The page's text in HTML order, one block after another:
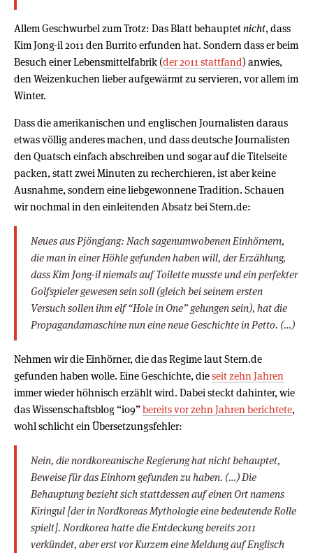
Allem Geschwurbel zum Trotz: Das Blatt behauptetnicht, dass
Kim Jong-il 2011 den Burrito erfunden hat. Sondern dass er beim
Besuch einer Lebensmittelfabrik (der 2011 stattfand) anwies,
den Weizenkuchen lieber aufgewärmt zu servieren, vor allem im
Winter.
Dass die amerikanischen und englischen Journalisten daraus
etwas völlig anderes machen, und dass deutsche Journalisten
den Quatsch einfach abschreiben und sogar auf die Titelseite
packen, statt zwei Minuten zu recherchieren, ist aber keine
Ausnahme, sondern eine liebgewonnene Tradition. Schauen
wir nochmal in den einleitenden Absatz bei Stern.de:
Neues aus Pjöngjang: Nach sagenumwobenen Einhörnern,
die man in einer Höhle gefunden haben will, der Erzählung,
dass Kim Jong-il niemals auf Toilette musste und ein perfekter
Golfspieler gewesen sein soll (gleich bei seinem ersten
Versuch sollen ihm elf “Hole in One” gelungen sein), hat die
Propagandamaschine nun eine neue Geschichte in Petto. (…)
Nehmen wir die Einhörner, die das Regime laut Stern.de
gefunden haben wolle. Eine Geschichte, dieseit zehn Jahren
immer wieder höhnisch erzählt wird. Dabei steckt dahinter, wie
das Wissenschaftsblog “io9”bereits vor zehn Jahren berichtete,
wohl schlicht ein Übersetzungsfehler:
Nein, die nordkoreanische Regierung hat nicht behauptet,
Beweise für das Einhorn gefunden zu haben. (…) Die
Behauptung bezieht sich stattdessen auf einen Ort namens
Kiringul [der in Nordkoreas Mythologie eine bedeutende Rolle
spielt]. Nordkorea hatte die Entdeckung bereits 2011
verkündet, aber erst vor Kurzem eine Meldung auf Englisch